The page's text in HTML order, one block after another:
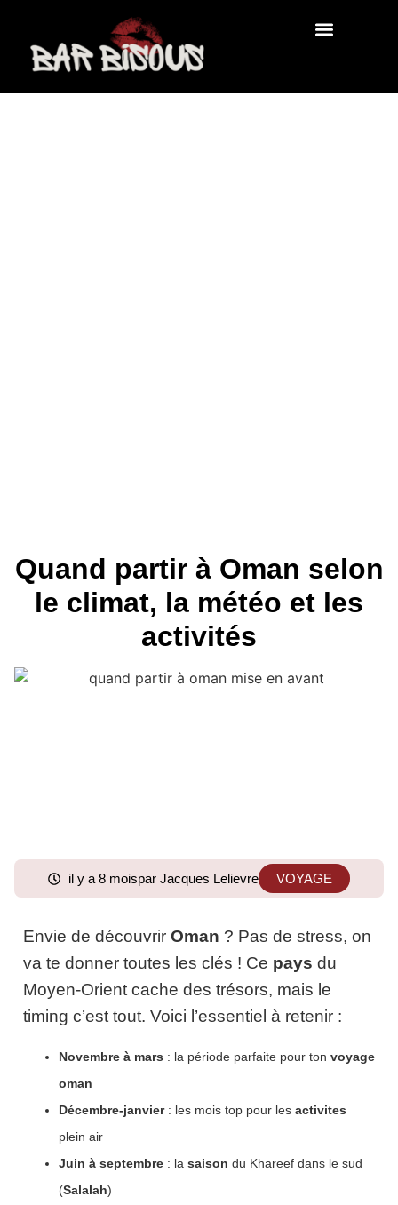
Quand partir à Oman selon
le climat, la météo et les
activités
il y a 8 moispar Jacques Lelievre VOYAGE
Envie de découvrir Oman ? Pas de stress, on
va te donner toutes les clés ! Ce pays du
Moyen-Orient cache des trésors, mais le
timing c’est tout. Voici l’essentiel à retenir :
Novembre à mars : la période parfaite pour ton voyage
oman
Décembre-janvier: les mois top pour les activites
plein air
Juin à septembre : la saison du Khareef dans le sud
(Salalah)